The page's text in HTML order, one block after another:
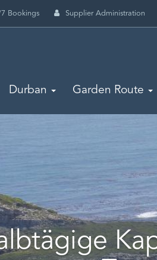
Bookings Supplier Administration
Durban Garden Route